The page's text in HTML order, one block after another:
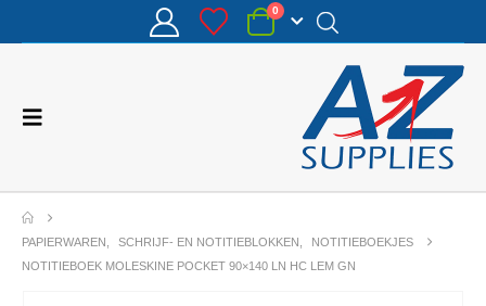
0
PAPIERWAREN SCHRIJF- EN NOTITIEBLOKKEN
NOTITIEBOEKJES
NOTITIEBOEK MOLESKINE POCKET 90×140 LN HC LEM GN